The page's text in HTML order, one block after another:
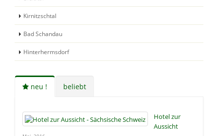
Kirnitzschtal
Bad Schandau
Hinterhermsdorf
neu ! beliebt
Hotel zur
Aussicht